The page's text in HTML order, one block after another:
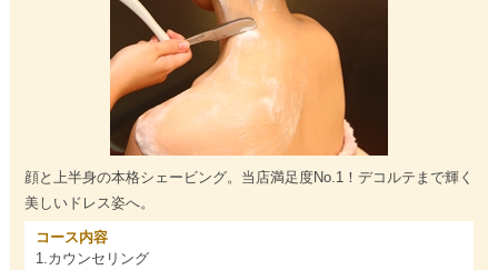
顔と上半身の本格シェービング。当店満足度No.1！デコルテまで輝く
美しいドレス姿へ。
コース内容
1.カウンセリング